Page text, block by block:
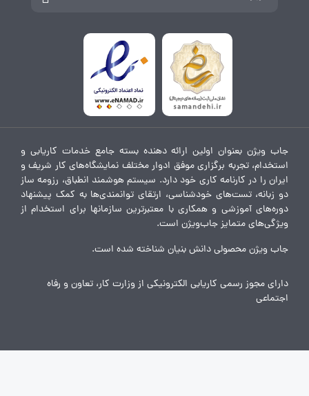
جاب ویژن بعنوان اولین ارائه دهنده بسته جامع خدمات کاریابی و
استخدام، تجربه برگزاری موفق ادوار مختلف نمایشگاه‌های کار شریف و
ایران را در کارنامه کاری خود دارد. سیستم هوشمند انطباق، رزومه ساز
دو زبانه، تست‌های خودشناسی، ارتقای توانمندی‌ها به کمک پیشنهاد
دوره‌های آموزشی و همکاری با معتبرترین سازمانها برای استخدام از
ویژگی‌های متمایز جاب‌ویژن است.
جاب ویژن محصولی دانش بنیان شناخته شده است.
دارای مجوز رسمی کاریابی الکترونیکی از وزارت کار، تعاون و رفاه
اجتماعی